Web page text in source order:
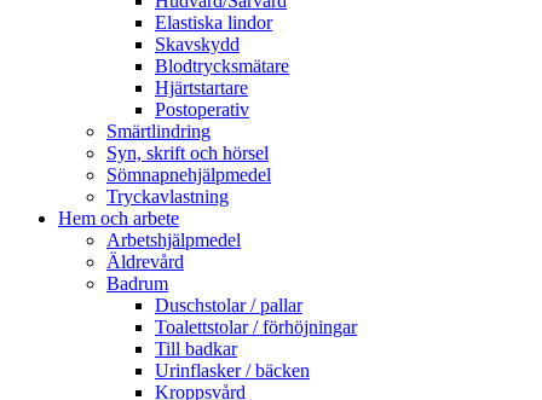
Elastiska lindor
Skavskydd
Blodtrycksmätare
Hjärtstartare
Postoperativ
Smärtlindring
Syn, skrift och hörsel
Sömnapnehjälpmedel
Tryckavlastning
Hem och arbete
Arbetshjälpmedel
Äldrevård
Badrum
Duschstolar / pallar
Toalettstolar / förhöjningar
Till badkar
Urinflasker / bäcken
Kroppsvård